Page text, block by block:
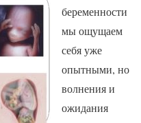
беременности
мы ощущаем
себя уже
опытными, но
волнения и
ожидания